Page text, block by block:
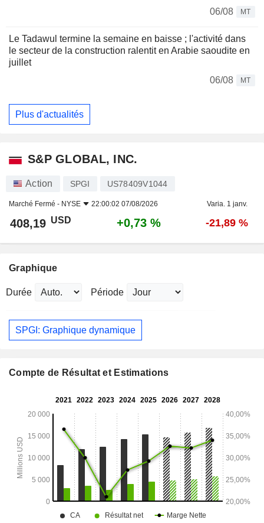
06/08
MT
Le Tadawul termine la semaine en baisse ; l'activité dans
le secteur de la construction ralentit en Arabie saoudite en
juillet
06/08
MT
Plus d'actualités
S&P GLOBAL, INC.
Action SPGI US78409V1044
Marché Fermé - NYSE 22:00:02 07/08/2026 Varia. 1 janv.
408,19 USD +0,73 % -21,89 %
Graphique
Durée Période
SPGI: Graphique dynamique
Compte de Résultat et Estimations